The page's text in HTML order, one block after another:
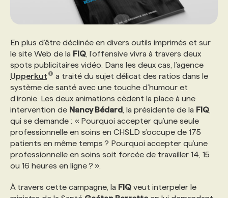
En plus d’être déclinée en divers outils imprimés et sur
le site Web de la FIQ , l’offensive vivra à travers deux
spots publicitaires vidéo. Dans les deux cas, l’agence
Upperkut
a traité du sujet délicat des ratios dans le
système de santé avec une touche d’humour et
d’ironie. Les deux animations cèdent la place à une
intervention de Nancy Bédard , la présidente de la FIQ
qui se demande : « Pourquoi accepter qu’une seule
professionnelle en soins en CHSLD s’occupe de 175
patients en même temps ? Pourquoi accepter qu’une
professionnelle en soins soit forcée de travailler 14, 15
ou 16 heures en ligne ? ».
À travers cette campagne, la FIQ veut interpeler le